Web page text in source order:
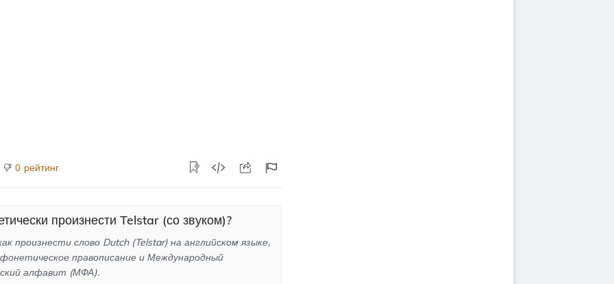
0 рейтинг
произнести Telstar (со звуком)?
произнести слово Dutch (Telstar) на английском языке,
фонетическое правописание и Международный
алфавит (МФА).